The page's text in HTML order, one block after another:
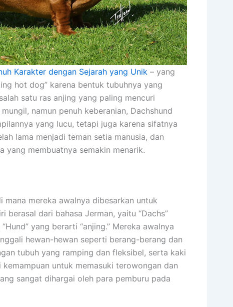
Karakter dengan Sejarah yang Unik – yang
hot dog” karena bentuk tubuhnya yang
satu ras anjing yang paling mencuri
namun penuh keberanian, Dachshund
yang lucu, tetapi juga karena sifatnya
lama menjadi teman setia manusia, dan
yang membuatnya semakin menarik.
mana mereka awalnya dibesarkan untuk
berasal dari bahasa Jerman, yaitu “Dachs”
yang berarti “anjing.” Mereka awalnya
hewan-hewan seperti berang-berang dan
tubuh yang ramping dan fleksibel, serta kaki
untuk memasuki terowongan dan
sangat dihargai oleh para pemburu pada